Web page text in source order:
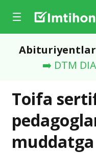
➡️ DTM
Toifa